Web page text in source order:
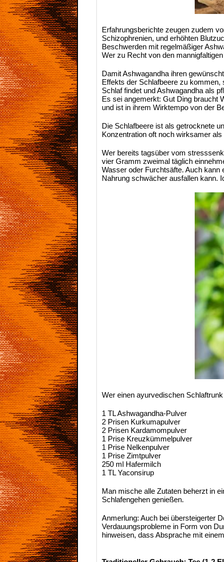
Erfahrungsberichte zeugen zudem
Schizophrenien, und erhöhten
Beschwerden mit regelmäßiger
Wer zu Recht von den
Damit Ashwagandha ihren
Effekts der Schlafbeere zu kommen,
Schlaf findet und Ashwagandha als
Es sei angemerkt: Gut Ding braucht
und ist in ihrem Wirktempo von der
Die Schlafbeere ist als getrocknete
Konzentration oft noch wirksamer
Wer bereits tagsüber vom
vier Gramm zweimal täglich
Wasser oder Furchtsäfte. Auch kann
Nahrung schwächer ausfallen kann.
Wer einen ayurvedischen
1 TL Ashwagandha-Pulver
2 Prisen Kurkumapulver
2 Prisen Kardamompulver
1 Prise Kreuzkümmelpulver
1 Prise Nelkenpulver
1 Prise Zimtpulver
250 ml Hafermilch
1 TL Yaconsirup
Man mische alle Zutaten beherzt in
Schlafengehen genießen.
Anmerlung: Auch bei übersteigerter
Verdauungsprobleme in Form von
hinweisen, dass Absprache mit